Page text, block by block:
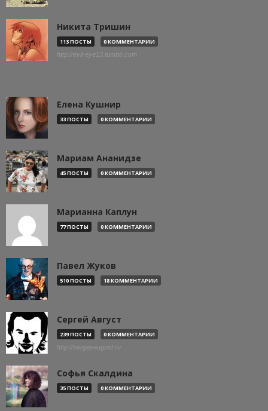
Никита Тришин
113 ПОСТЫ 0 КОММЕНТАРИИ
http://evil-eye13.tumblr.com
Елена Кушнир
33 ПОСТЫ 0 КОММЕНТАРИИ
Мариам Ананидзе
45 ПОСТЫ 0 КОММЕНТАРИИ
Марианна Каплун
77 ПОСТЫ 0 КОММЕНТАРИИ
Павел Жуков
510 ПОСТЫ 18 КОММЕНТАРИИ
Сергей Август
239 ПОСТЫ 0 КОММЕНТАРИИ
http://sergeyaugust.ru
Софья Скалдина
35 ПОСТЫ 0 КОММЕНТАРИИ